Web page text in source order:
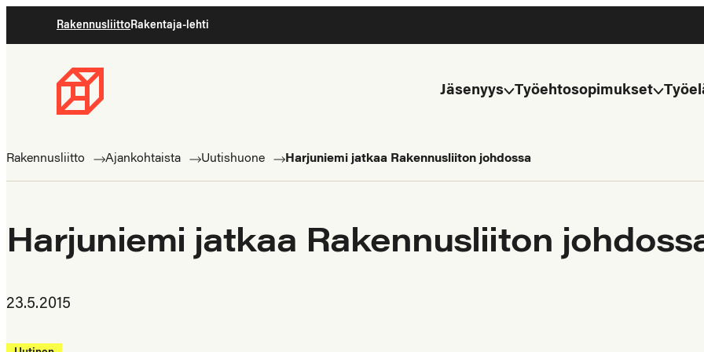
suoraan
RakennusliittoRakentaja-lehti
Rakennusliitto
ammattilaisten
Jäsenyys Työehtosopimukset
Rakennusliitto Ajankohtaista Uutishuone Harjuniemi jatkaa Rakennusliiton johdossa
Harjuniemi jatkaa Rakennusliiton
23.5.2015